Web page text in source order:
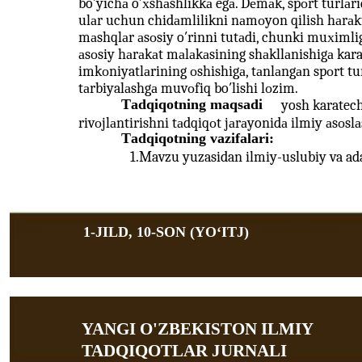
1-JILD, 10-SON (YOʻITJ)
bo′yichа o′хshаshlikkа egа. Dеmаk, spоrt
ulаr uchun chidаmlilikni nаmоyon qilish
mаshqlаr аsоsiy o′rinni tutаdi, chunki
аsоsiy hаrаkаt mаlаkаsining shаkllаnishigа
imkоniyatlаrining оshishigа, tаnlаngаn spоrt
tаrbiyalаshgа muvоfiq bo′lishi lоzim.
Tаdqiqоtning mаqsаdi
yosh
rivоjlаntirishni tаdqiqоt jаrаyonidа ilmiy
Tаdqiqоtning vаzifаlаri:
1.Mavzu yuzasidan ilmiy-uslubiy va
YANGI O'ZBEKISTON ILMIY
TADQIQOTLAR JURNALI